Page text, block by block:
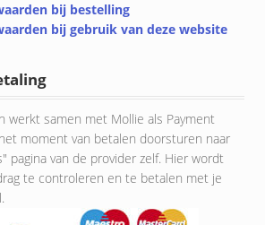
bij bestelling
bij gebruik van deze website
werkt samen met Mollie als Payment
moment van betalen doorsturen naar
pagina van de provider zelf. Hier wordt
te controleren en te betalen met je